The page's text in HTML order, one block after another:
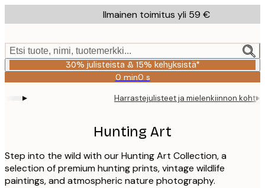
to
content.
Ilmainen toimitus yli 59 €
Etsi tuote, nimi, tuotemerkki...
30% julisteista & 15% kehyksistä*
0 min0 s
Voimassa
asti:
2026-
▸ Harrastejulisteet ja mielenkiinnon ▸
Hunting Art
Step into the wild with our Hunting Art Collection, a
selection of premium hunting prints, vintage wildlife
paintings, and atmospheric nature photography.